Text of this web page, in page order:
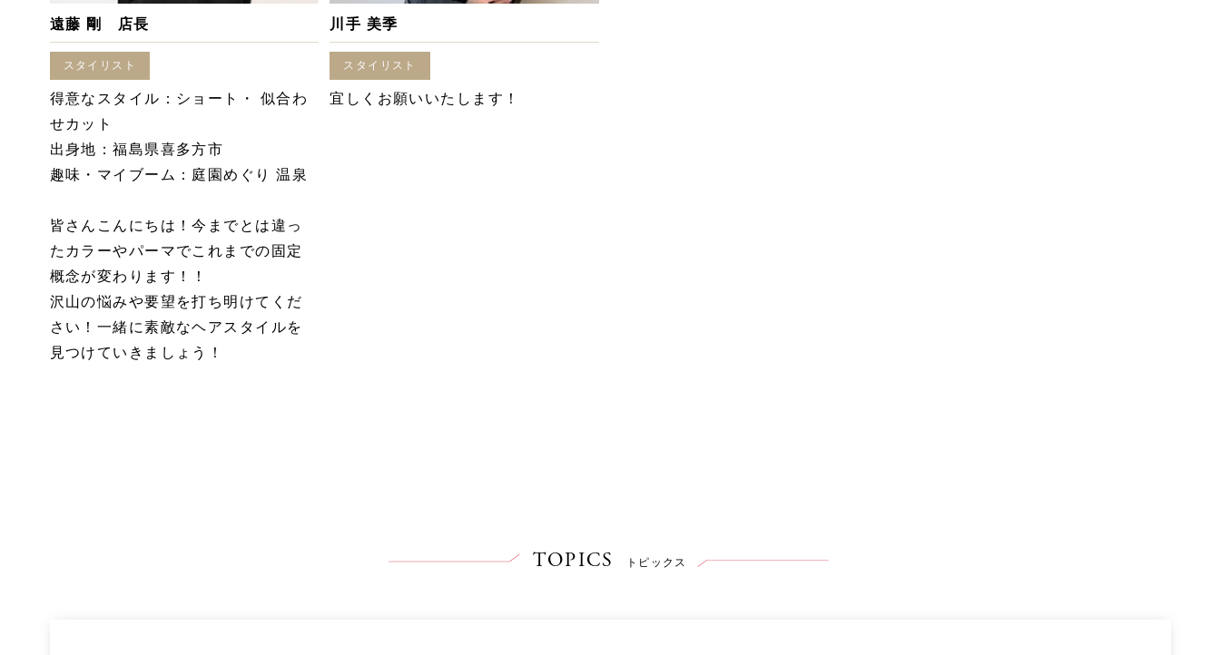
遠藤 剛 店長
スタイリスト
得意なスタイル：ショート・ 似合わ
せカット
出身地：福島県喜多方市
趣味・マイブーム：庭園めぐり 温泉
皆さんこんにちは！今までとは違っ
たカラーやパーマでこれまでの固定
概念が変わります！！
沢山の悩みや要望を打ち明けてくだ
さい！一緒に素敵なヘアスタイルを
見つけていきましょう！
川手 美季
スタイリスト
宜しくお願いいたします！
TOPICS トピックス